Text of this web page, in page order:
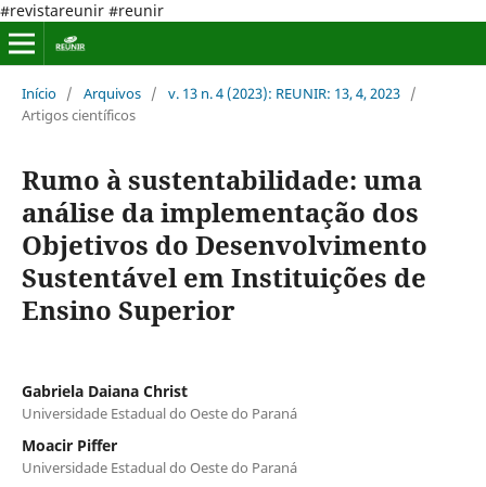
#revistareunir #reunir
Início / Arquivos / v. 13 n. 4 (2023): REUNIR: 13, 4, 2023 /
Artigos científicos
Rumo à sustentabilidade: uma
análise da implementação dos
Objetivos do Desenvolvimento
Sustentável em Instituições de
Ensino Superior
Gabriela Daiana Christ
Universidade Estadual do Oeste do Paraná
Moacir Piffer
Universidade Estadual do Oeste do Paraná